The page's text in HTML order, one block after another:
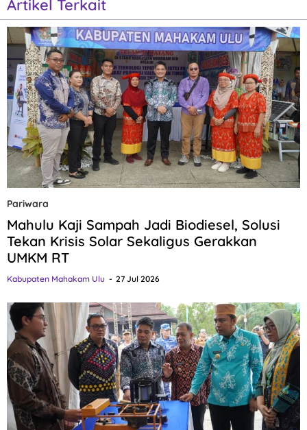
Artikel Terkait
Pariwara
Mahulu Kaji Sampah Jadi Biodiesel, Solusi
Tekan Krisis Solar Sekaligus Gerakkan
UMKM RT
Kabupaten Mahakam Ulu 27 Jul 2026